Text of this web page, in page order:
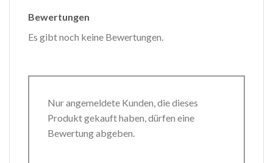
Bewertungen
Es gibt noch keine Bewertungen.
Nur angemeldete Kunden, die dieses
Produkt gekauft haben, dürfen eine
Bewertung abgeben.